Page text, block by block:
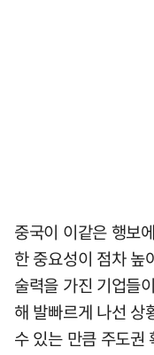
중국이 이같은 행보
한 중요성이 점차 높
술력을 가진 기업들
해 발빠르게 나선 상
수 있는 만큼 주도권